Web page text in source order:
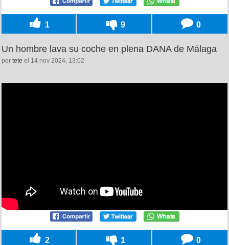
1 9 0
Un hombre lava su coche en plena DANA de Málaga
por tete el 14 nov 2024, 13:02
2 1 0